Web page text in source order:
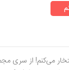
می‌کنم! از سری